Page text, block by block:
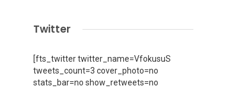
Twitter
[fts_twitter twitter_name=VfokusuS
tweets_count=3 cover_photo=no
stats_bar=no show_retweets=no